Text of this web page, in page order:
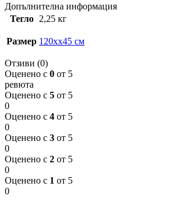
Допълнителна информация
Тегло
2,25 кг
Размер 120xx45 см
Отзиви (0)
Оценено с 0 от 5
ревюта
Оценено с 5 от 5
0
Оценено с 4 от 5
0
Оценено с 3 от 5
0
Оценено с 2 от 5
0
Оценено с 1 от 5
0